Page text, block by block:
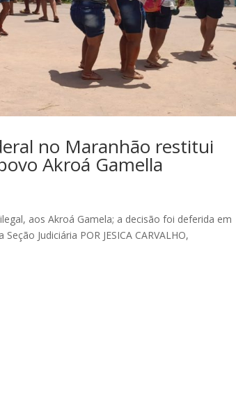
no Maranhão restitui
Akroá Gamella
aos Akroá Gamela; a decisão foi deferida em
Judiciária POR JESICA CARVALHO,